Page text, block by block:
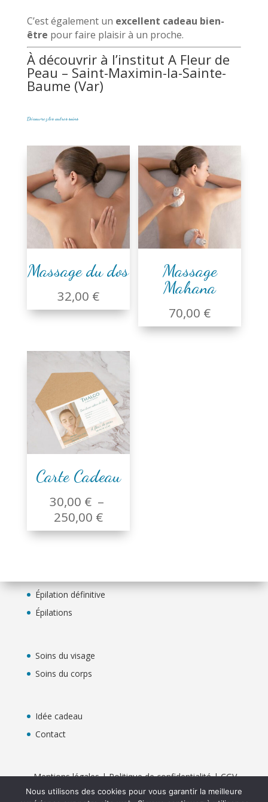
C’est également un excellent cadeau bien-
être pour faire plaisir à un proche.
À découvrir à l’institut A Fleur de
Peau – Saint-Maximin-la-Sainte-
Baume (Var)
Découvrez les autres soins
Massage du dos
32,00 €
Massage
Mahana
70,00 €
Carte Cadeau
30,00 € –
250,00 €Plage
de
à
250,00 €
Épilation définitive
Épilations
Soins du visage
Soins du corps
Idée cadeau
Contact
Mentions légales|Politique de confidentialité|CGV
©2026 copyright - Tous droits réservés à A Fleur de
Nous utilisons des cookies pour vous garantir la meilleure